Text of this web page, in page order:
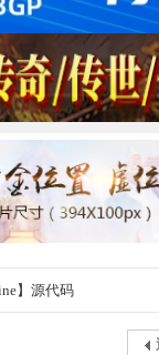
】源代码